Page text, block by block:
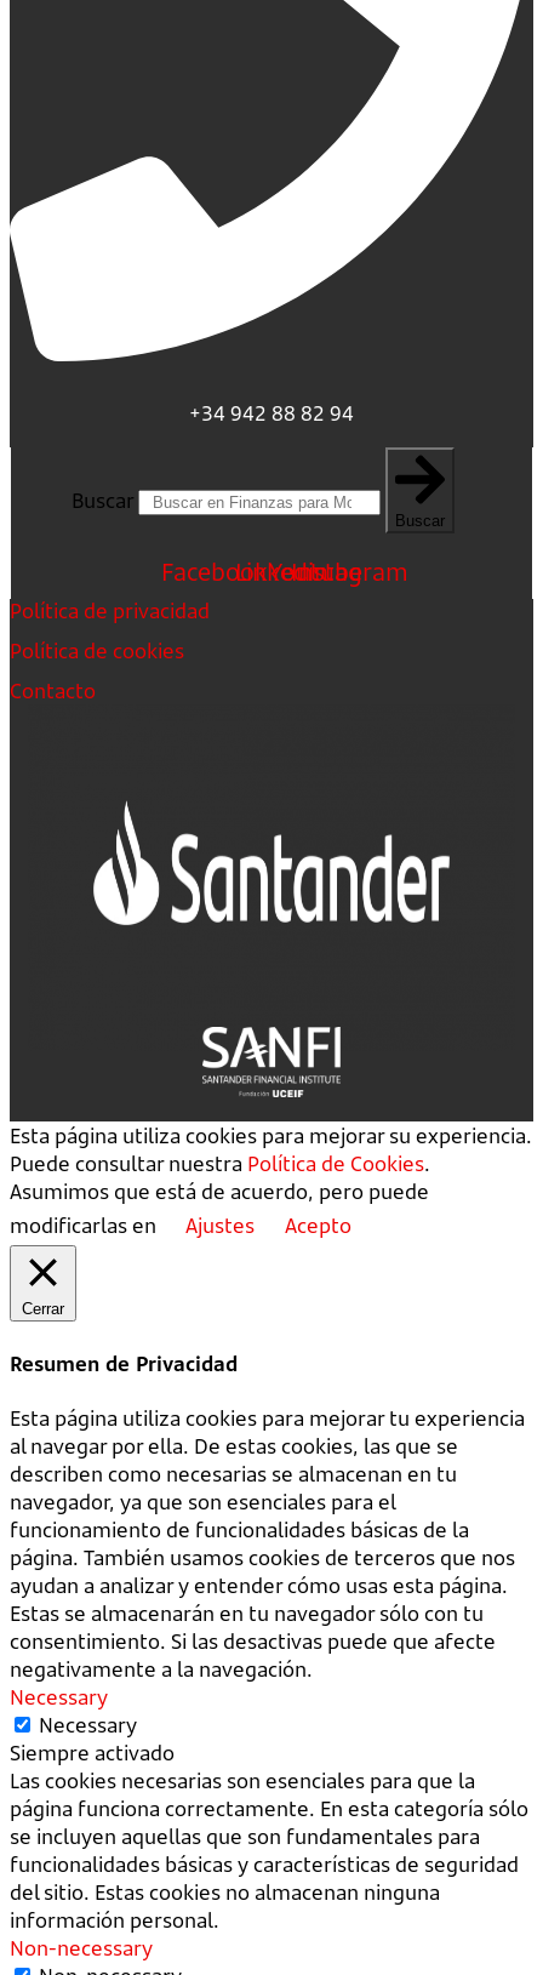
+34 942 88 82 94
Buscar
Buscar
FacebookLinkedin
Youtube
Instagram
Política de privacidad
Política de cookies
Contacto
Esta página utiliza cookies para mejorar su experiencia.
Puede consultar nuestra Política de Cookies.
Asumimos que está de acuerdo, pero puede
modificarlas en
Ajustes Acepto
Cerrar
Resumen de Privacidad
Esta página utiliza cookies para mejorar tu experiencia
al navegar por ella. De estas cookies, las que se
describen como necesarias se almacenan en tu
navegador, ya que son esenciales para el
funcionamiento de funcionalidades básicas de la
página. También usamos cookies de terceros que nos
ayudan a analizar y entender cómo usas esta página.
Estas se almacenarán en tu navegador sólo con tu
consentimiento. Si las desactivas puede que afecte
negativamente a la navegación.
Necessary
Necessary
Siempre activado
Las cookies necesarias son esenciales para que la
página funciona correctamente. En esta categoría sólo
se incluyen aquellas que son fundamentales para
funcionalidades básicas y características de seguridad
del sitio. Estas cookies no almacenan ninguna
información personal.
Non-necessary